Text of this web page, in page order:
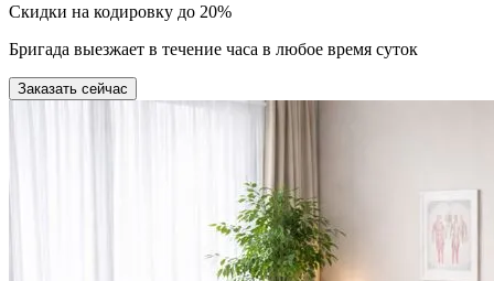
Скидки на кодировку до 20%
Бригада выезжает в течение часа в любое время суток
Заказать сейчас